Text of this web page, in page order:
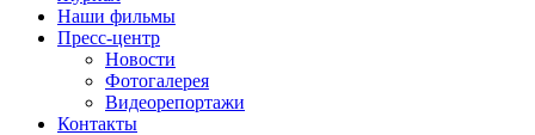
Наши фильмы
Пресс-центр
Новости
Фотогалерея
Видеорепортажи
Контакты